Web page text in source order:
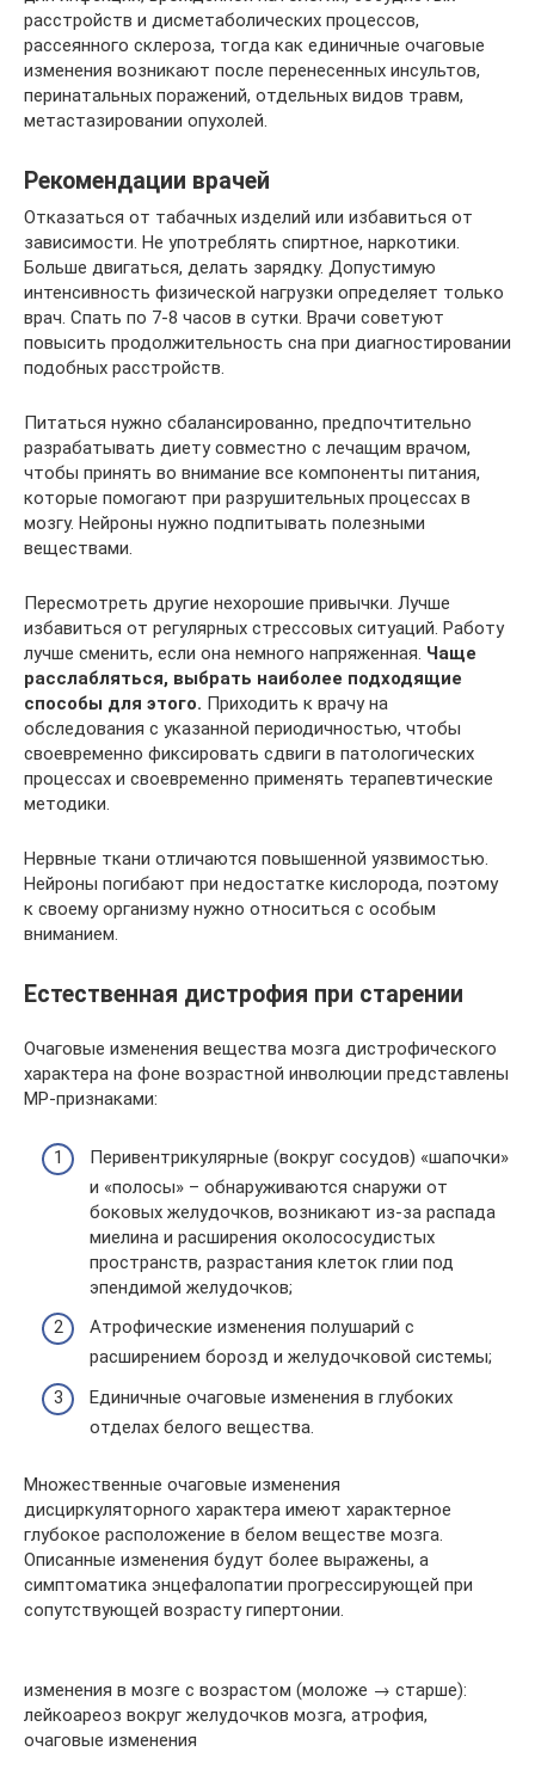
расстройств и дисметаболических процессов,
рассеянного склероза, тогда как единичные очаговые
изменения возникают после перенесенных инсультов,
перинатальных поражений, отдельных видов травм,
метастазировании опухолей.
Рекомендации врачей
Отказаться от табачных изделий или избавиться от
зависимости. Не употреблять спиртное, наркотики.
Больше двигаться, делать зарядку. Допустимую
интенсивность физической нагрузки определяет только
врач. Спать по 7-8 часов в сутки. Врачи советуют
повысить продолжительность сна при диагностировании
подобных расстройств.
Питаться нужно сбалансированно, предпочтительно
разрабатывать диету совместно с лечащим врачом,
чтобы принять во внимание все компоненты питания,
которые помогают при разрушительных процессах в
мозгу. Нейроны нужно подпитывать полезными
веществами.
Пересмотреть другие нехорошие привычки. Лучше
избавиться от регулярных стрессовых ситуаций. Работу
лучше сменить, если она немного напряженная. Чаще
расслабляться, выбрать наиболее подходящие
способы для этого. Приходить к врачу на
обследования с указанной периодичностью, чтобы
своевременно фиксировать сдвиги в патологических
процессах и своевременно применять терапевтические
методики.
Нервные ткани отличаются повышенной уязвимостью.
Нейроны погибают при недостатке кислорода, поэтому
к своему организму нужно относиться с особым
вниманием.
Естественная дистрофия при старении
Очаговые изменения вещества мозга дистрофического
характера на фоне возрастной инволюции представлены
МР-признаками:
Перивентрикулярные (вокруг сосудов) «шапочки»
и «полосы» – обнаруживаются снаружи от
боковых желудочков, возникают из-за распада
миелина и расширения околососудистых
пространств, разрастания клеток глии под
эпендимой желудочков;
Атрофические изменения полушарий с
расширением борозд и желудочковой системы;
Единичные очаговые изменения в глубоких
отделах белого вещества.
Множественные очаговые изменения
дисциркуляторного характера имеют характерное
глубокое расположение в белом веществе мозга.
Описанные изменения будут более выражены, а
симптоматика энцефалопатии прогрессирующей при
сопутствующей возрасту гипертонии.
изменения в мозге с возрастом (моложе → старше):
лейкоареоз вокруг желудочков мозга, атрофия,
очаговые изменения